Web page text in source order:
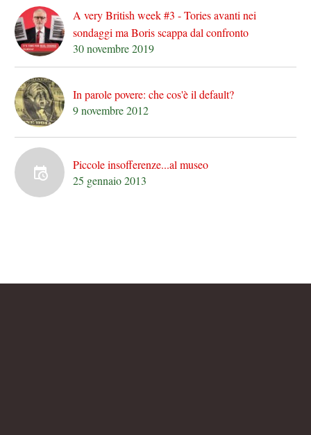
A very British week #3 - Tories avanti nei
sondaggi ma Boris scappa dal confronto
30 novembre 2019
In parole povere: che cos'è il default?
9 novembre 2012
Piccole insofferenze...al museo
25 gennaio 2013